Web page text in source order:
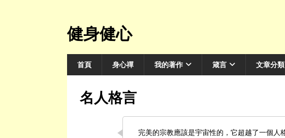
健身健心
首頁 身心禪 我的著作 箴言 文章分類
名人格言
完美的宗教應該是宇宙性的，它超越了一個